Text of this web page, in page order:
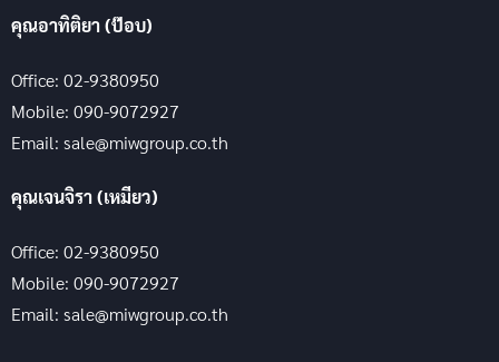
คุณอาทิติยา (ป๊อบ)
Office: 02-9380950
Mobile: 090-9072927
Email: sale@miwgroup.co.th
คุณเจนจิรา (เหมียว)
Office: 02-9380950
Mobile: 090-9072927
Email: sale@miwgroup.co.th